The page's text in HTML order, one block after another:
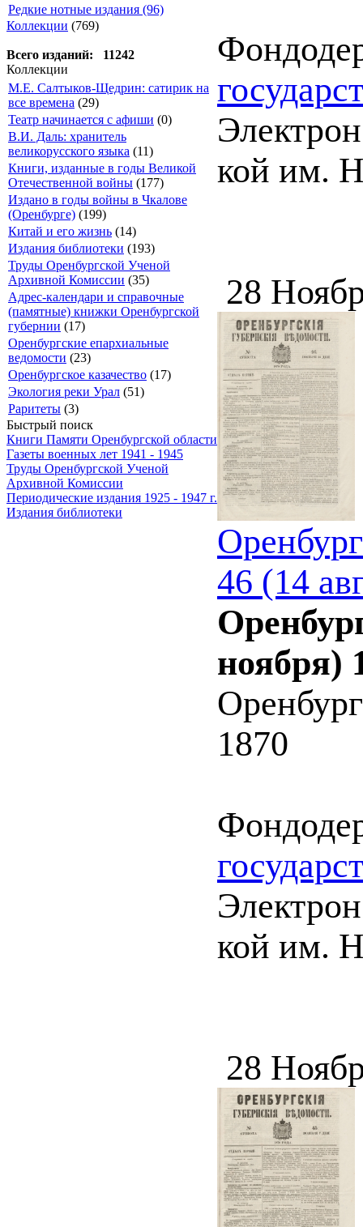
Редкие нотные издания (96)
Коллекции (769)
Всего изданий: 11242
Коллекции
М.Е. Салтыков-Щедрин: сатирик на
все времена (29)
Театр начинается с афиши (0)
В.И. Даль: хранитель
великорусского языка (11)
Книги, изданные в годы Великой
Отечественной войны (177)
Издано в годы войны в Чкалове
(Оренбурге) (199)
Китай и его жизнь (14)
Издания библиотеки (193)
Труды Оренбургской Ученой
Архивной Комиссии (35)
Адрес-календари и справочные
(памятные) книжки Оренбургской
губернии (17)
Оренбургские епархиальные
ведомости (23)
Оренбургское казачество (17)
Экология реки Урал (51)
Раритеты (3)
Быстрый поиск
Книги Памяти Оренбургской области
Газеты военных лет 1941 - 1945
Труды Оренбургской Ученой
Архивной Комиссии
Периодические издания 1925 - 1947 г.
Издания библиотеки
кой им.
28
46 (14
ноября)
1870
кой им.
28